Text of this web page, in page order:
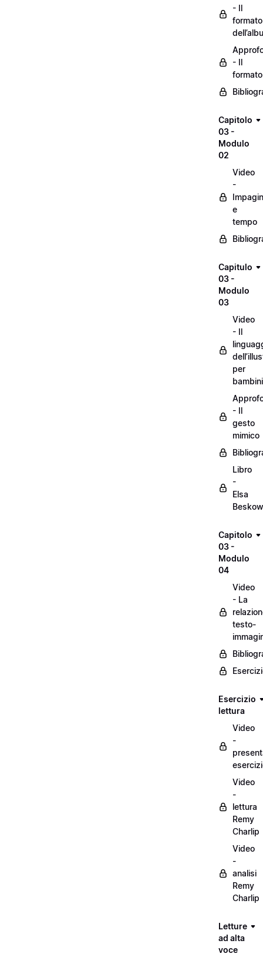
- Il
formato
- Il
formato
Capitolo
03 -
Modulo
02
Video
-
e
tempo
Capitulo
03 -
Modulo
03
Video
- Il
per
bambini
- Il
gesto
mimico
Libro
-
Elsa
Beskow
Capitolo
03 -
Modulo
04
Video
- La
testo-
Esercizio
lettura
Video
-
Video
-
lettura
Remy
Charlip
Video
-
analisi
Remy
Charlip
Letture
ad alta
voce